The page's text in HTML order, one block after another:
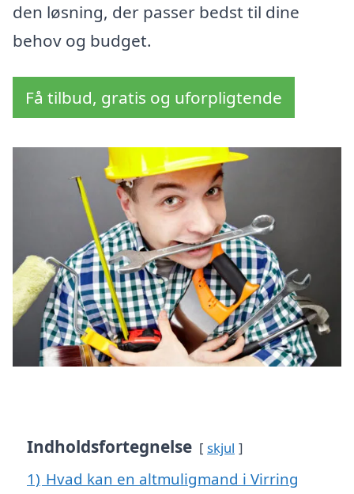
den løsning, der passer bedst til dine
behov og budget.
Få tilbud, gratis og uforpligtende
Indholdsfortegnelse skjul
1) Hvad kan en altmuligmand i Virring